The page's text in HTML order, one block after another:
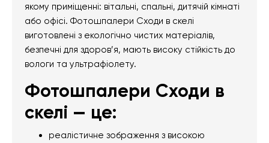
якому приміщенні: вітальні, спальні, дитячій кімнаті
або офісі. Фотошпалери Сходи в скелі
виготовлені з екологічно чистих матеріалів,
безпечні для здоров’я, мають високу стійкість до
вологи та ультрафіолету.
Фотошпалери Сходи в
скелі — це:
реалістичне зображення з високою